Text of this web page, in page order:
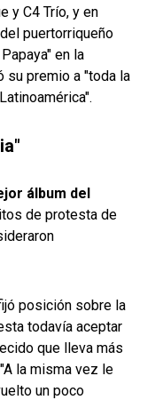
y C4 Trío, y en
puertorriqueño
en la
su premio a "toda la
álbum del
de protesta de
posición sobre la
todavía aceptar
que lleva más
la misma vez le
un poco